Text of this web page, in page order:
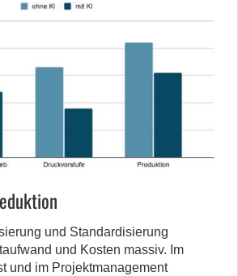
und Standardisierung
und Kosten massiv. Im
und im Projektmanagement